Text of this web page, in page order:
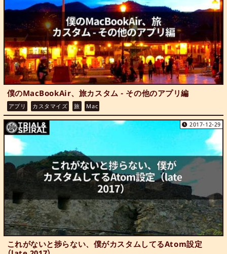
僕のMacBookAir、旅カスタム - その他のアプリ編
アプリ カスタマイズ 旅 Mac
2017-12-29
これがないと捗らない、僕がカスタムしてるAtom設定